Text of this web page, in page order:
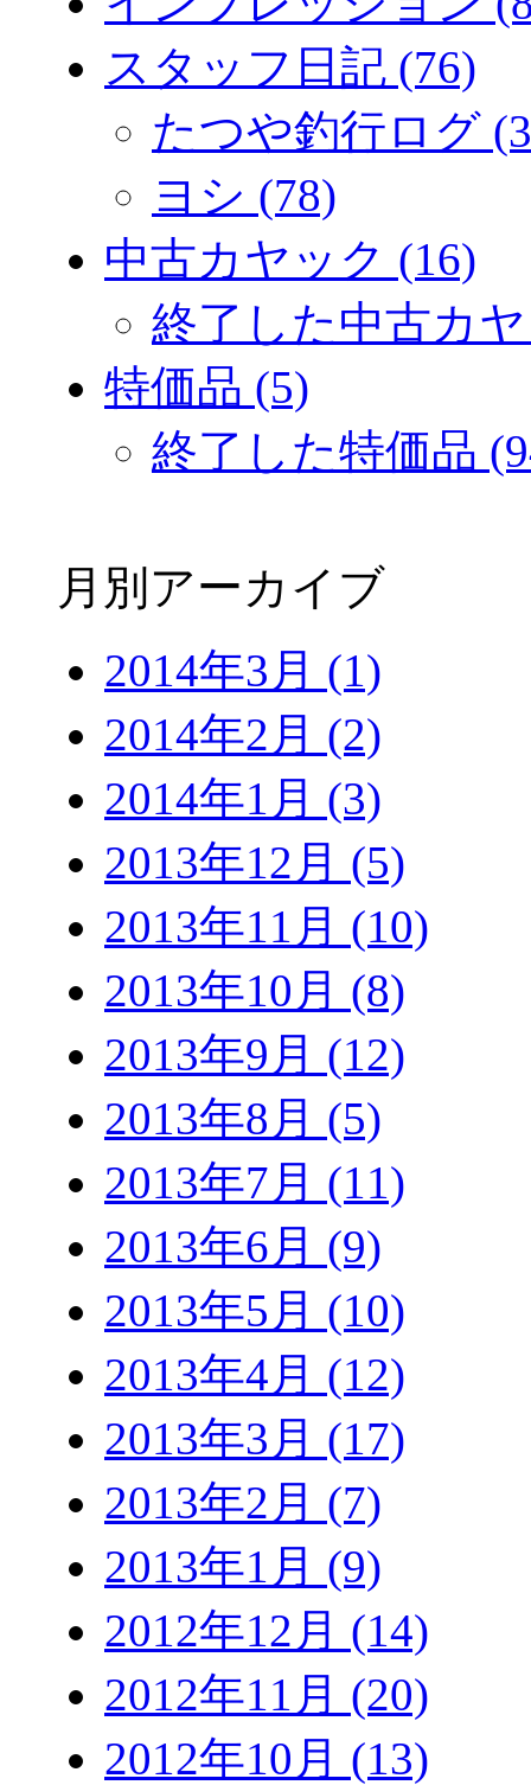
スタッフ日記 (76)
たつや釣行ログ
ヨシ (78)
中古カヤック (16)
終了した中古カ
特価品 (5)
終了した特価品
月別アーカイブ
2014年3月 (1)
2014年2月 (2)
2014年1月 (3)
2013年12月 (5)
2013年11月 (10)
2013年10月 (8)
2013年9月 (12)
2013年8月 (5)
2013年7月 (11)
2013年6月 (9)
2013年5月 (10)
2013年4月 (12)
2013年3月 (17)
2013年2月 (7)
2013年1月 (9)
2012年12月 (14)
2012年11月 (20)
2012年10月 (13)